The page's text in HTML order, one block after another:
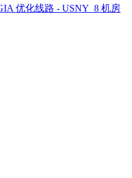
优化线路 - USNY_8 机房